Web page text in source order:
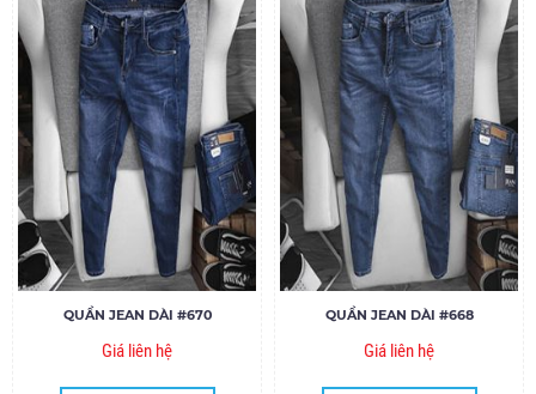
QUẦN JEAN DÀI #670
Giá liên hệ
QUẦN JEAN DÀI #668
Giá liên hệ